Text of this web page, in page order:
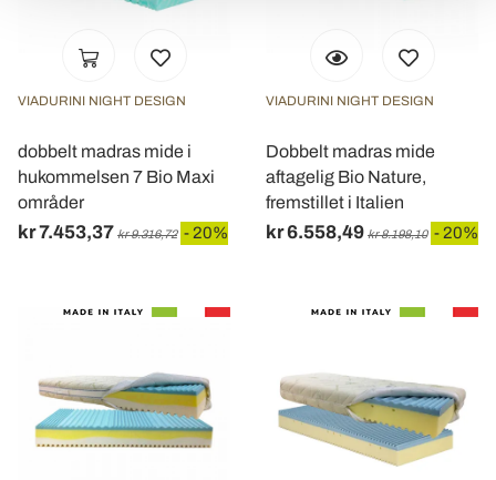
modificare o ritirare il tuo consenso in qualsiasi momento
annunci, per fornire funzionalità dei social media e per
informazioni sul modo in cui utilizza il nostro sito con i
nostri partner che si occupano di analisi dei dati web,
pubblicità e social media, i quali potrebbero combinarle
con altre informazioni che ha fornito loro o che hanno
VIADURINI NIGHT DESIGN
dobbelt madras mide i
hukommelsen 7 Bio Maxi
områder
kr 7.453,37 kr 9.316,72 - 20%
VIADURINI NIGHT DESIGN
Dobbelt madras mide
aftagelig Bio Nature,
fremstillet i Italien
kr 6.558,49 kr 8.198,10 - 20%